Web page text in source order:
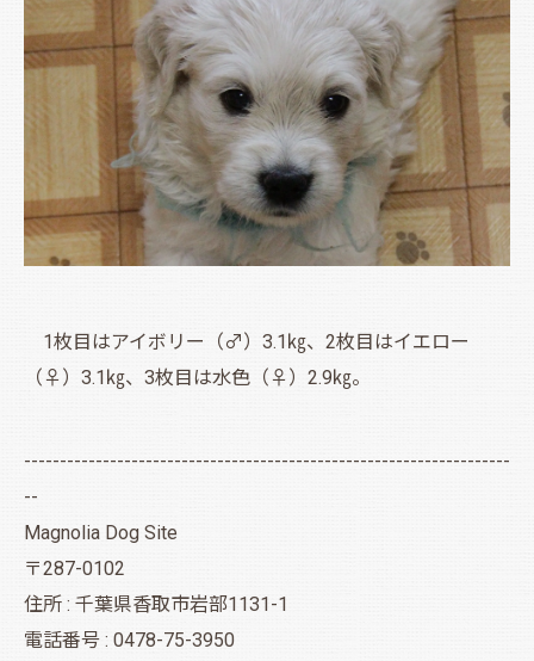
1枚目はアイボリー（♂）3.1㎏、2枚目はイエロー
（♀）3.1㎏、3枚目は水色（♀）2.9㎏。
--------------------------------------------------------------------
--
Magnolia Dog Site
〒287-0102
住所 : 千葉県香取市岩部1131-1
電話番号 : 0478-75-3950